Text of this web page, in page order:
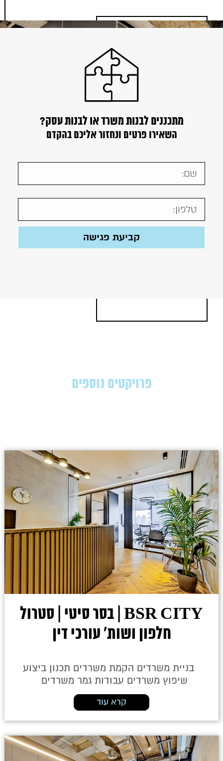
מתכננים לבנות משרד או לבנות עסק?
השאירו פרטים ונחזור אליכם בהקדם
פרויקטים נוספים
BSR CITY | בסר סיטי | סטרול
חלפון ושות' עורכי דין
בניית משרדים הקמת משרדים תכנון ביצוע
שיפוץ משרדים עבודות גמר משרדים
קרא עוד